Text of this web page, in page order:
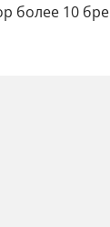
более 10